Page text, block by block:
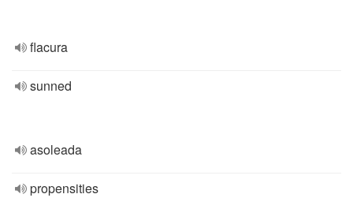
flacura
sunned
asoleada
propensities